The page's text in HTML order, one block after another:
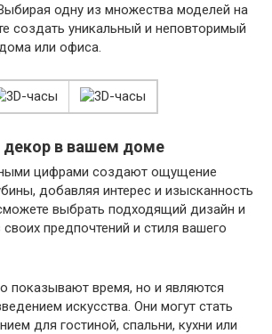
одну из множества моделей на
создать уникальный и неповторимый
или офиса.
в вашем доме
цифрами создают ощущение
добавляя интерес и изысканность
выбрать подходящий дизайн и
предпочтений и стиля вашего
показывают время, но и являются
искусства. Они могут стать
для гостиной, спальни, кухни или